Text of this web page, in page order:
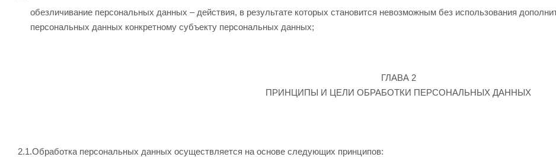
обезличивание персональных данных – действия, в результате которых становится невозможным без использования
персональных данных конкретному субъекту персональных данных;
ГЛАВА 2
ПРИНЦИПЫ И ЦЕЛИ ОБРАБОТКИ ПЕРСОНАЛЬНЫХ ДАННЫХ
2.1.Обработка персональных данных осуществляется на основе следующих принципов: